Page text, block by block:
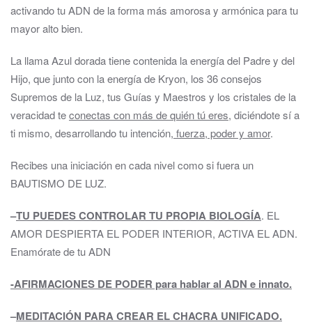
activando tu ADN de la forma más amorosa y armónica para tu
mayor alto bien.
La llama Azul dorada tiene contenida la energía del Padre y del
Hijo, que junto con la energía de Kryon, los 36 consejos
Supremos de la Luz, tus Guías y Maestros y los cristales de la
veracidad teconectas con más de quién tú eres, diciéndote sí a
ti mismo, desarrollando tu intención, fuerza, poder y amor.
Recibes una iniciación en cada nivel como si fuera un
BAUTISMO DE LUZ.
–TU PUEDES CONTROLAR TU PROPIA BIOLOGÍA. EL
AMOR DESPIERTA EL PODER INTERIOR, ACTIVA EL ADN.
Enamórate de tu ADN
-AFIRMACIONES DE PODER para hablar al ADN e innato.
–MEDITACIÓN PARA CREAR EL CHACRA UNIFICADO.